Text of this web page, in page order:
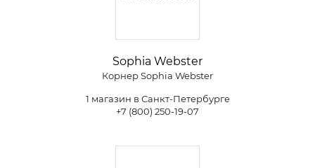
Sophia Webster
Корнер Sophia Webster
1 магазин в Санкт-Петербурге
+7 (800) 250-19-07